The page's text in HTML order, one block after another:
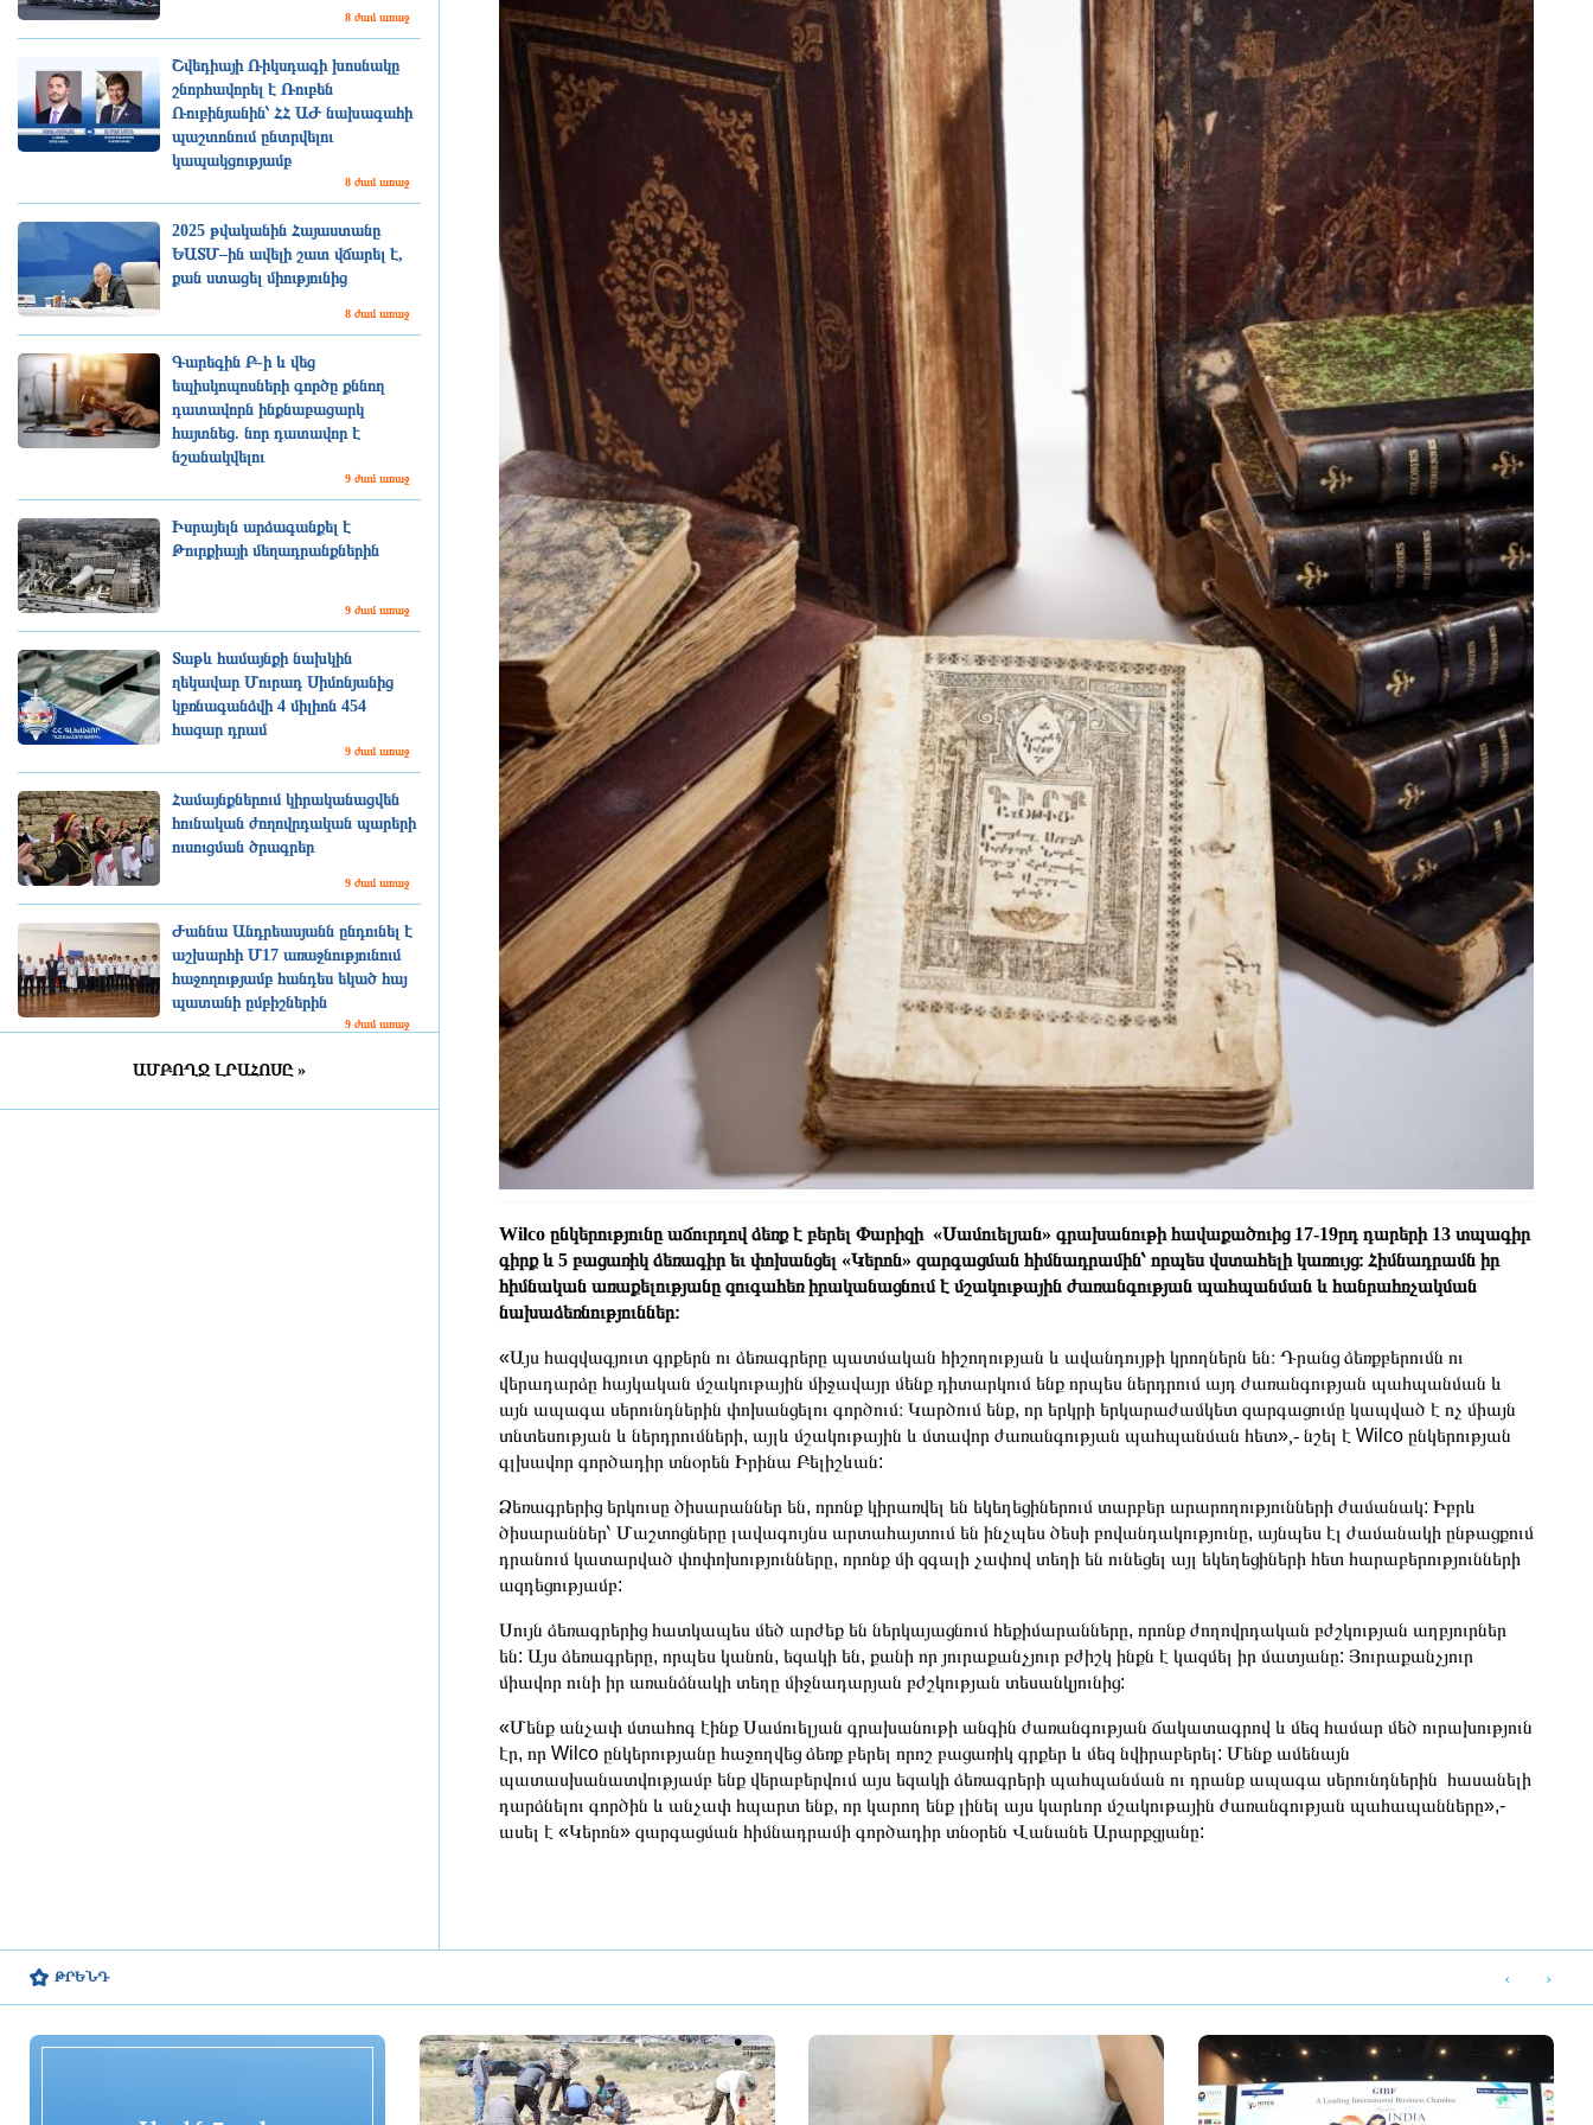
8 ժամ առաջ
Շվեդիայի Ռիկսդագի խոսնակը
շնորհավորել է Ռուբեն
Ռուբինյանին՝ ՀՀ ԱԺ նախագահի
պաշտոնում ընտրվելու
կապակցությամբ
8 ժամ առաջ
2025 թվականին Հայաստանը
ԵԱՏՄ–ին ավելի շատ վճարել է,
քան ստացել միությունից
8 ժամ առաջ
Գարեգին Բ-ի և վեց
եպիսկոպոսների գործը քննող
դատավորն ինքնաբացարկ
հայտնեց. նոր դատավոր է
նշանակվելու
9 ժամ առաջ
Իսրայելն արձագանքել է
Թուրքիայի մեղադրանքներին
9 ժամ առաջ
Տաթև համայնքի նախկին
ղեկավար Մուրադ Սիմոնյանից
կբռնագանձվի 4 միլիոն 454
հազար դրամ
9 ժամ առաջ
Համայնքներում կիրականացվեն
հունական ժողովրդական պարերի
ուսուցման ծրագրեր
9 ժամ առաջ
Ժաննա Անդրեասյանն ընդունել է
աշխարհի Մ17 առաջնությունում
հաջողությամբ հանդես եկած հայ
պատանի ըմբիշներին
9 ժամ առաջ
Դատախազությունն
քրեական գործով առաջին
դատական նիստը
ԱՄԲՈՂՋ ԼՐԱՀՈՍԸ »
Wilco ընկերությունը աճուրդով ձեռք է բերել Փարիզի «Սամուելյան» գրախանութի հավաքածուից 17-19րդ դարերի 13 տպագիր
գիրք և 5 բացառիկ ձեռագիր եւ փոխանցել «Կերոն» զարգացման հիմնադրամին՝ որպես վստահելի կառույց։ Հիմնադրամն իր
հիմնական առաքելությանը զուգահեռ իրականացնում է մշակութային ժառանգության պահպանման և հանրահռչակման
նախաձեռնություններ։
«Այս հազվագյուտ գրքերն ու ձեռագրերը պատմական հիշողության և ավանդույթի կրողներն են։ Դրանց ձեռքբերումն ու
վերադարձը հայկական մշակութային միջավայր մենք դիտարկում ենք որպես ներդրում այդ ժառանգության պահպանման և
այն ապագա սերունդներին փոխանցելու գործում։ Կարծում ենք, որ երկրի երկարաժամկետ զարգացումը կապված է ոչ միայն
տնտեսության և ներդրումների, այլև մշակութային և մտավոր ժառանգության պահպանման հետ» ,- նշել է Wilco ընկերության
գլխավոր գործադիր տնօրեն Իրինա Բելիշևան:
Ձեռագրերից երկուսը ծիսարաններ են, որոնք կիրառվել են եկեղեցիներում տարբեր արարողությունների ժամանակ: Իբրև
ծիսարաններ՝ Մաշտոցները լավագույնս արտահայտում են ինչպես ծեսի բովանդակությունը, այնպես էլ ժամանակի ընթացքում
դրանում կատարված փոփոխությունները, որոնք մի զգալի չափով տեղի են ունեցել այլ եկեղեցիների հետ հարաբերությունների
ազդեցությամբ:
Սույն ձեռագրերից հատկապես մեծ արժեք են ներկայացնում հեքիմարանները, որոնք ժողովրդական բժշկության աղբյուրներ
են: Այս ձեռագրերը, որպես կանոն, եզակի են, քանի որ յուրաքանչյուր բժիշկ ինքն է կազմել իր մատյանը: Յուրաքանչյուր
միավոր ունի իր առանձնակի տեղը միջնադարյան բժշկության տեսանկյունից:
«Մենք անչափ մտահոգ էինք Սամուելյան գրախանութի անգին ժառանգության ճակատագրով և մեզ համար մեծ ուրախություն
էր, որ Wilco ընկերությանը հաջողվեց ձեռք բերել որոշ բացառիկ գրքեր և մեզ նվիրաբերել: Մենք ամենայն
պատասխանատվությամբ ենք վերաբերվում այս եզակի ձեռագրերի պահպանման ու դրանք ապագա սերունդներին հասանելի
դարձնելու գործին և անչափ հպարտ ենք, որ կարող ենք լինել այս կարևոր մշակութային ժառանգության պահապանները»,-
ասել է «Կերոն» զարգացման հիմնադրամի գործադիր տնօրեն Վանանե Արարքցյանը:
ԹՐԵՆԴ ‹ ›